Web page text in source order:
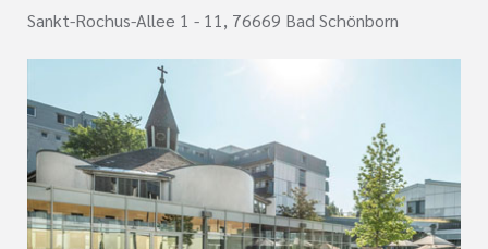
Sankt-Rochus-Allee 1 - 11, 76669 Bad Schönborn